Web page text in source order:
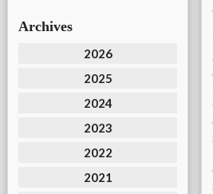
Archives
2026
2025
2024
2023
2022
2021